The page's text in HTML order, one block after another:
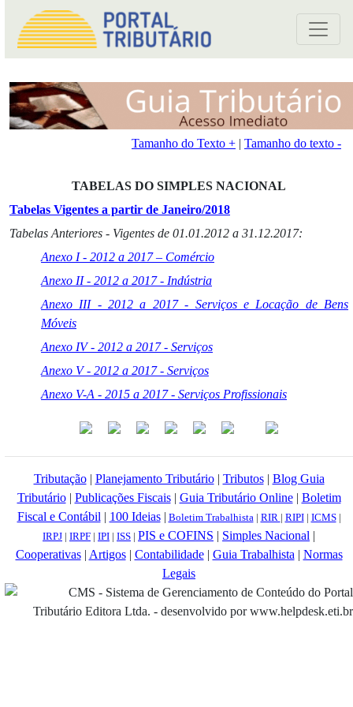
Tamanho do Texto + | Tamanho do texto -
TABELAS DO SIMPLES NACIONAL
Tabelas Vigentes a partir de Janeiro/2018
Tabelas Anteriores - Vigentes de 01.01.2012 a 31.12.2017:
Anexo I - 2012 a 2017 – Comércio
Anexo II - 2012 a 2017 - Indústria
Anexo III - 2012 a 2017 - Serviços e Locação de Bens
Móveis
Anexo IV - 2012 a 2017 - Serviços
Anexo V - 2012 a 2017 - Serviços
Anexo V-A - 2015 a 2017 - Serviços Profissionais
Tributação| Planejamento Tributário| Tributos| Blog Guia
Tributário| Publicações Fiscais| Guia Tributário Online| Boletim
Fiscal e Contábil | 100 Ideias| Boletim Trabalhista| RIR | RIPI| ICMS|
IRPJ | IRPF | IPI | ISS | PIS e COFINS | Simples Nacional |
Cooperativas| Artigos| Contabilidade| Guia Trabalhista | Normas
Legais